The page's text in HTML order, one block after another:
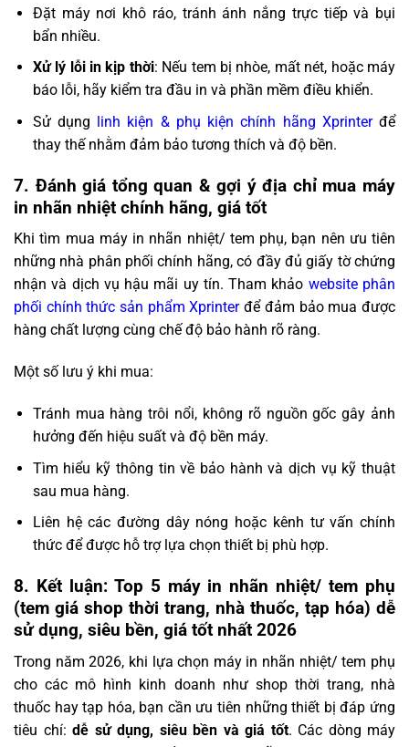
Đặt máy nơi khô ráo, tránh ánh nắng trực tiếp và bụi
bẩn nhiều.
Xử lý lỗi in kịp thời: Nếu tem bị nhòe, mất nét, hoặc máy
báo lỗi, hãy kiểm tra đầu in và phần mềm điều khiển.
Sử dụng linh kiện & phụ kiện chính hãng Xprinterđể
thay thế nhằm đảm bảo tương thích và độ bền.
7. Đánh giá tổng quan & gợi ý địa chỉ mua máy
in nhãn nhiệt chính hãng, giá tốt
Khi tìm mua máy in nhãn nhiệt/ tem phụ, bạn nên ưu tiên
những nhà phân phối chính hãng, có đầy đủ giấy tờ chứng
nhận và dịch vụ hậu mãi uy tín. Tham khảo website phân
phối chính thức sản phẩm Xprinterđể đảm bảo mua được
hàng chất lượng cùng chế độ bảo hành rõ ràng.
Một số lưu ý khi mua:
Tránh mua hàng trôi nổi, không rõ nguồn gốc gây ảnh
hưởng đến hiệu suất và độ bền máy.
Tìm hiểu kỹ thông tin về bảo hành và dịch vụ kỹ thuật
sau mua hàng.
Liên hệ các đường dây nóng hoặc kênh tư vấn chính
thức để được hỗ trợ lựa chọn thiết bị phù hợp.
8. Kết luận: Top 5 máy in nhãn nhiệt/ tem phụ
(tem giá shop thời trang, nhà thuốc, tạp hóa) dễ
sử dụng, siêu bền, giá tốt nhất 2026
Trong năm 2026, khi lựa chọn máy in nhãn nhiệt/ tem phụ
cho các mô hình kinh doanh như shop thời trang, nhà
thuốc hay tạp hóa, bạn cần ưu tiên những thiết bị đáp ứng
tiêu chí: dễ sử dụng, siêu bền và giá tốt. Các dòng máy